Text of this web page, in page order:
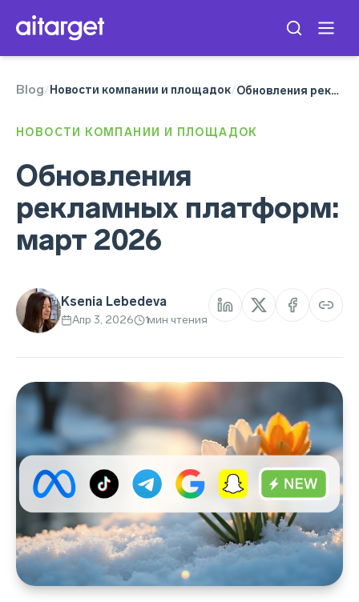
Blog/Новости компании и площадок/ Обновления рекламных платформ: март 2026
НОВОСТИ КОМПАНИИ И ПЛОЩАДОК
Telegram Ads
Обновления
рекламных платформ:
март 2026
Ksenia Lebedeva
Апр 3, 2026 1мин чтения